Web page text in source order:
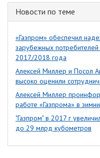
Новости по теме
«Газпром» обеспечил
зарубежных
2017/2018 года
Алексей Миллер и Посол
высоко оценили
Алексей Миллер
работе «Газпрома» в
"Газпром" в 2017 г
до 29 млрд кубометров